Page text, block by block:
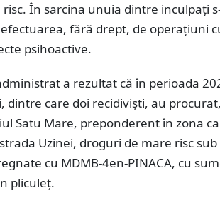
În sarcina unuia dintre inculpați
fără drept, de operațiuni
psihoactive.
a rezultat că în perioada
dintre care doi recidiviști, au
Satu Mare, preponderent în zona
Uzinei, droguri de mare risc
cu MDMB-4en-PINACA, cu
pliculeț.